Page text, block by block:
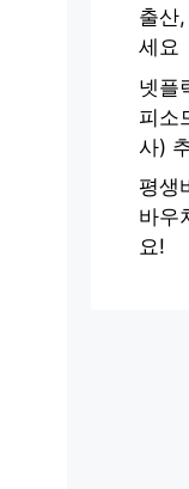
출산
세요
넷플
피소
사)
평생
바우
요!